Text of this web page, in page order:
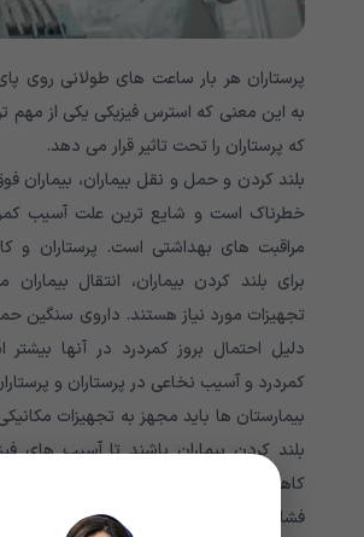
پرستاران هر بار ساعت های طولانی روی
به این معنی که استرس فیزیکی یکی از مهم
که پرستاران را تحت تاثیر قرار می دهد.
بلند کردن و حمل و نقل بیماران، بیماران
خطرناک است و شایع ترین علت آسیب کمر
مراقبت های بهداشتی است. پرستاران و
برای بلند کردن بیماران، انتقال
تجهیزات مورد نیاز هستند. داروی سنگین
دلیل احتمال بروز کمردرد در آنها بیشتر
کمردرد و آسیب نخاعی در پرستاران و
بیمارستان ها باید مجهز به تجهیزات
بلند کردن بیماران باشند تا آسیب های
کاهش یابد. به پرستاران کمک می کند تا
فشار فیزیکی حرکت دهند و بلند کنند.